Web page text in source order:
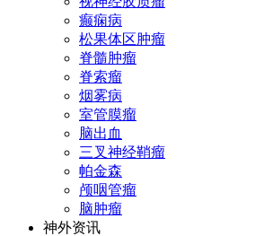
癫痫病
松果体区肿瘤
脊髓肿瘤
脊索瘤
烟雾病
室管膜瘤
脑出血
三叉神经鞘瘤
帕金森
颅咽管瘤
脑肿瘤
神外资讯